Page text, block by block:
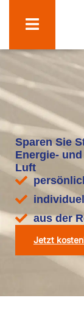
Sparen Sie
Energie-
Luft
aus der
Jetzt